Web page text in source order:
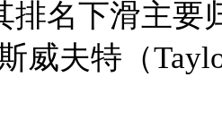
排名下滑主要
威夫特（